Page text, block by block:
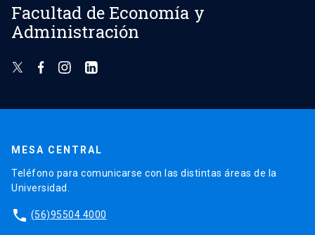
Facultad de Economía y
Administración
MESA CENTRAL
Teléfono para comunicarse con las distintas áreas de la
Universidad.
phone (56)95504 4000